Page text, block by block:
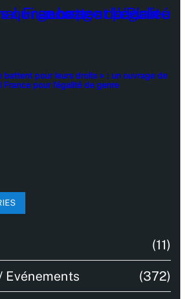
battent pour leurs droits » : un ouvrage de
France pour l’égalité de genre
(11)
Evénements (372)